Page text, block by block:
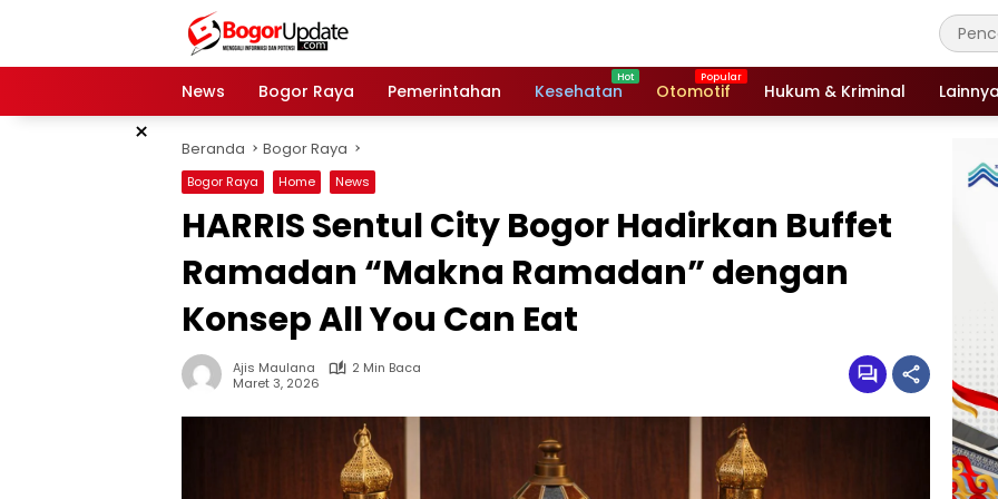
News
Bogor Raya Pemerintahan Kesehatan Otomotif Hukum & Kriminal
× Beranda Bogor Raya
Bogor Raya Home News
HARRIS Sentul City Bogor Hadirkan Buffet
Ramadan “Makna Ramadan” dengan
Konsep All You Can Eat
Ajis Maulana
2 Min Baca
Maret 3, 2026